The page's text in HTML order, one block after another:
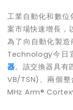
工業自動化和數位
案市場快速增長，
為了向自動化製造
Technology今日
器。該交換器具有
VB/TSN) 、兩個整
MHz Arm®